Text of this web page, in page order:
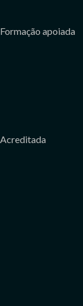
Formação apoiada
Acreditada